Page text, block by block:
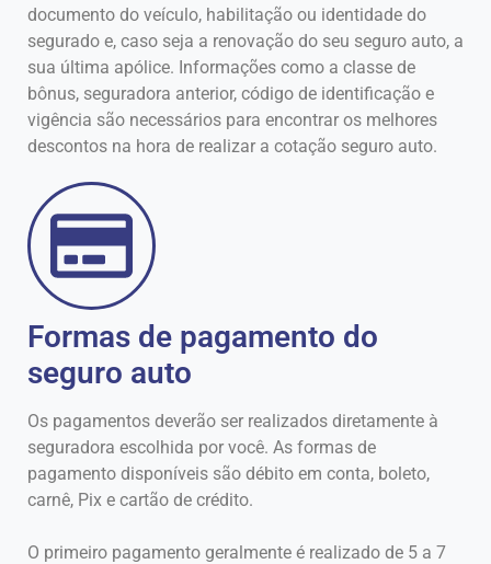
documento do veículo, habilitação ou identidade do
segurado e, caso seja a renovação do seu seguro auto, a
sua última apólice. Informações como a classe de
bônus, seguradora anterior, código de identificação e
vigência são necessários para encontrar os melhores
descontos na hora de realizar a cotação seguro auto.
Formas de pagamento do
seguro auto
Os pagamentos deverão ser realizados diretamente à
seguradora escolhida por você. As formas de
pagamento disponíveis são débito em conta, boleto,
carnê, Pix e cartão de crédito.
O primeiro pagamento geralmente é realizado de 5 a 7